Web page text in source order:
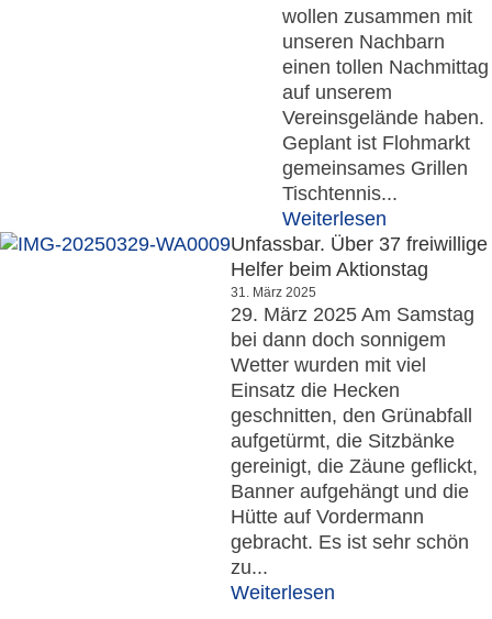
wollen zusammen mit
unseren Nachbarn
einen tollen Nachmittag
auf unserem
Vereinsgelände haben.
Geplant ist Flohmarkt
gemeinsames Grillen
Tischtennis...
Weiterlesen
Unfassbar. Über 37 freiwillige
Helfer beim Aktionstag
31. März 2025
29. März 2025 Am Samstag
bei dann doch sonnigem
Wetter wurden mit viel
Einsatz die Hecken
geschnitten, den Grünabfall
aufgetürmt, die Sitzbänke
gereinigt, die Zäune geflickt,
Banner aufgehängt und die
Hütte auf Vordermann
gebracht. Es ist sehr schön
zu...
Weiterlesen